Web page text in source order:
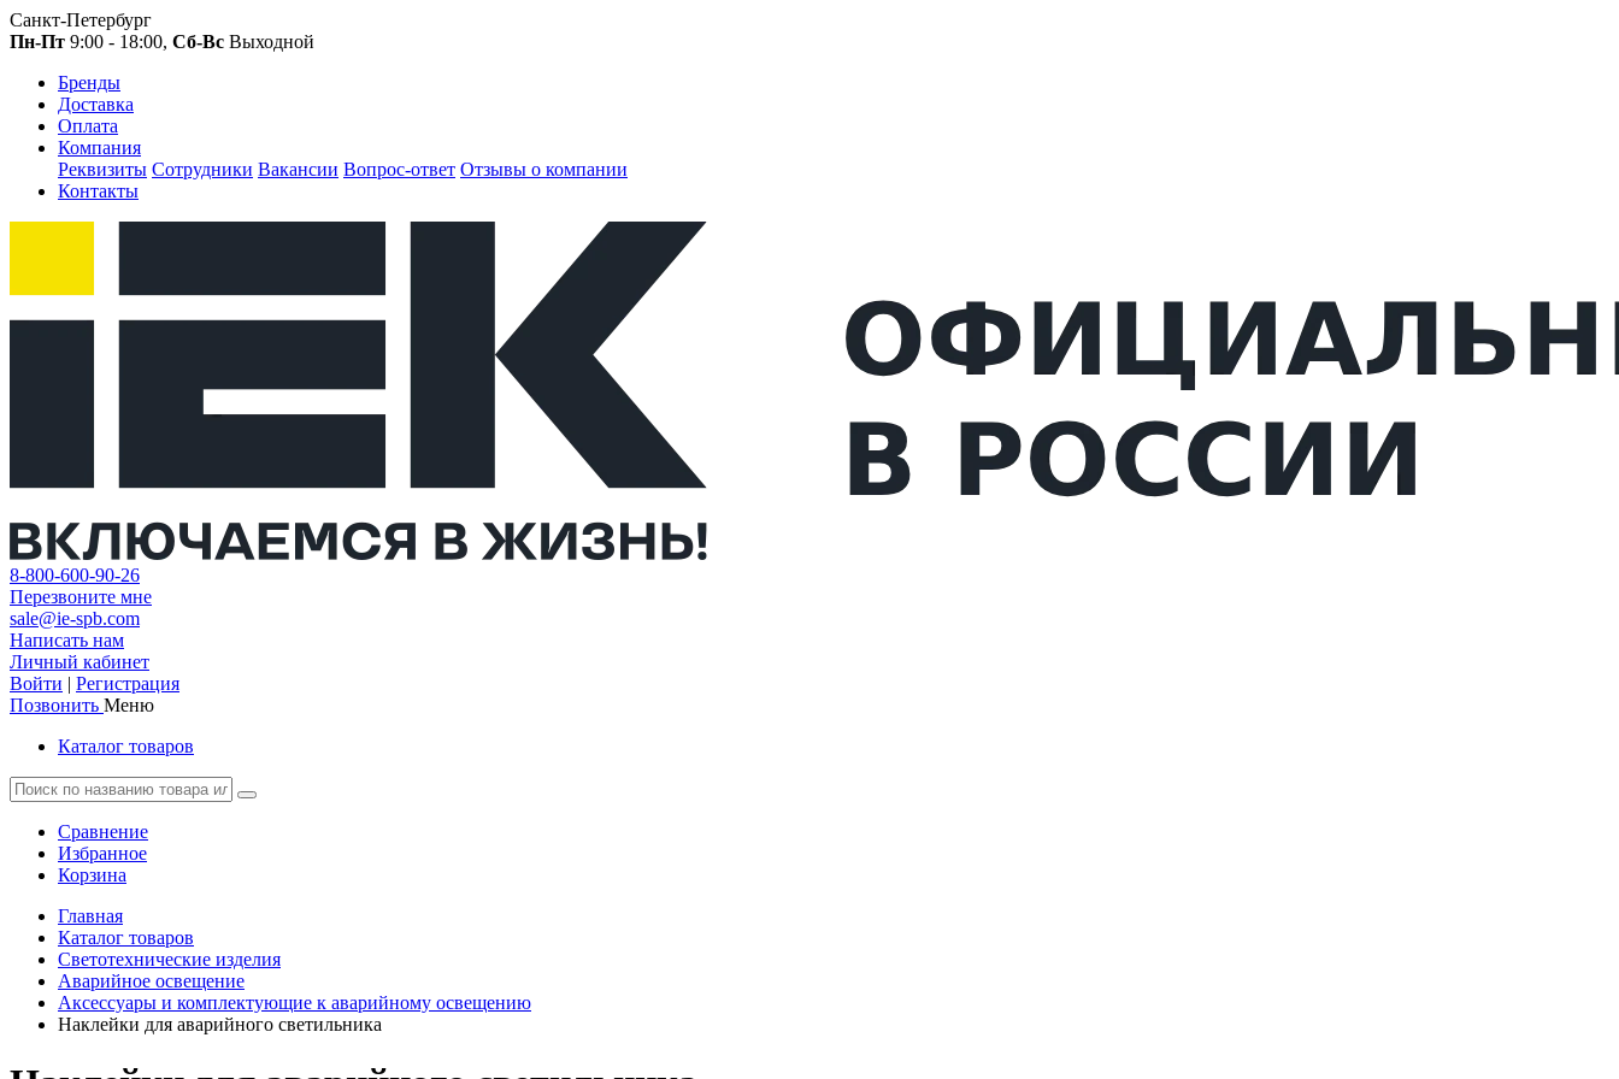
Санкт-Петербург
Пн-Пт 9:00 - 18:00, Сб-Вс Выходной
Бренды
Доставка
Оплата
Компания
Реквизиты Сотрудники Вакансии Вопрос-ответ Отзывы о компании
Контакты
8-800-600-90-26
Перезвоните мне
sale@ie-spb.com
Написать нам
Личный кабинет
Войти | Регистрация
Позвонить Меню
Каталог товаров
Сравнение
Избранное
Корзина
Главная
Каталог товаров
Светотехнические изделия
Аварийное освещение
Аксессуары и комплектующие к аварийному освещению
Наклейки для аварийного светильника